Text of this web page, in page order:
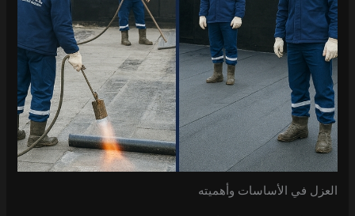
العزل في الأساسات وأهميته